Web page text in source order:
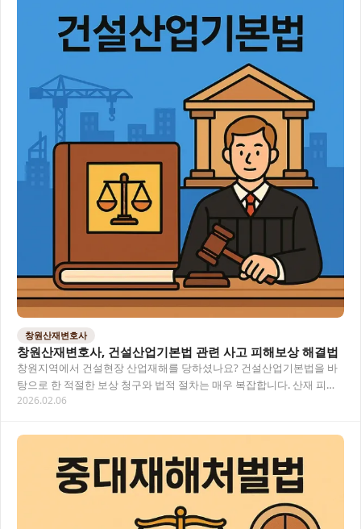
창원산재변호사
창원산재변호사, 건설산업기본법 관련 사고 피해보상 해결법
창원지역에서 건설현장 산업재해를 당하셨나요? 건설산업기본법을 바
탕으로 한 적절한 보상 청구와 법적 절차는 매우 복잡합니다. 산재 피해
발생 시 전문 변호사 의 도움으로 최적의 보상…
2026.02.06